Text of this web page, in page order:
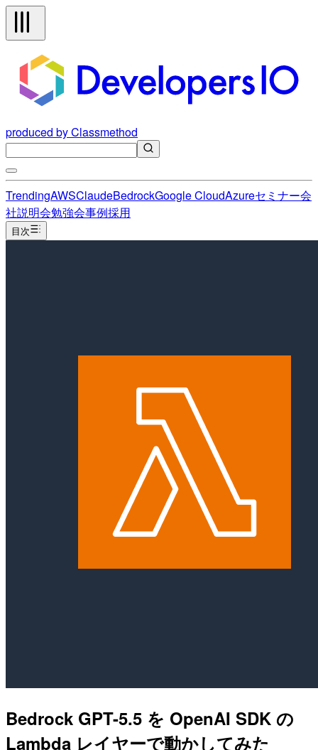
produced by Classmethod
TrendingAWSClaudeBedrockGoogle CloudAzureセミナー会
社説明会勉強会事例採用
目次
Bedrock GPT-5.5 を OpenAI SDK の
Lambda レイヤーで動かしてみた